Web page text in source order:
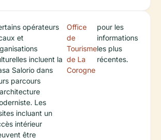
opérateurs
et
incluent la
Salorio dans
parcours
Les
incluant un
intérieur
être
Office
de
Tourisme
de La
Corogne
pour les
informations
les plus
récentes.